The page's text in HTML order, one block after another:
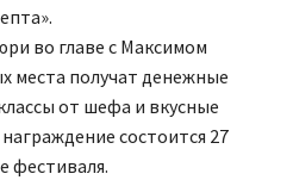
во главе с Максимом
места получат денежные
от шефа и вкусные
состоится 27
фестиваля.